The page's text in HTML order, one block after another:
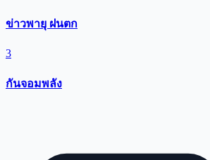
ข่าวพายุ ฝนตก
3
กันจอมพลัง